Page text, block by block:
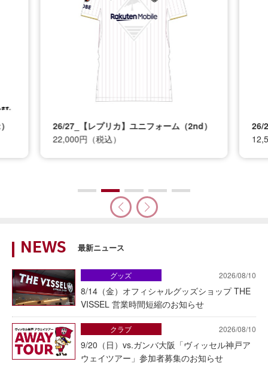
26/27_【レプリカ】ユニフォーム（2nd）
22,000円（税込）
26/
NEWS 最新ニュース
2026/08/10
8/14（金）オフィシャルグッズショップ THE
VISSEL 営業時間短縮のお知らせ
グッズ
2026/08/10
9/20（日）vs.ガンバ大阪「ヴィッセル神戸ア
ウェイツアー」参加者募集のお知らせ
クラブ